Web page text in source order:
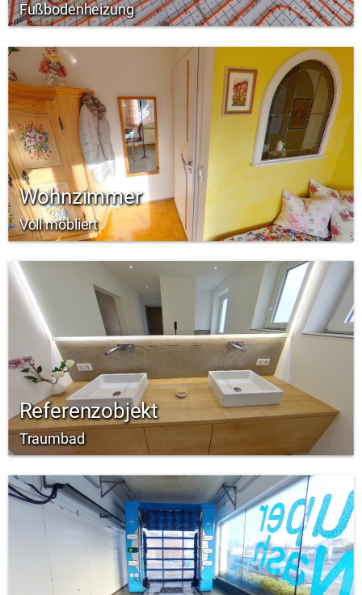
Fußbodenheizung
Wohnzimmer
Voll möbliert
Referenzobjekt
Traumbad